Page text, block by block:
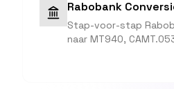
Rabobank
Stap-voor-stap
naar MT940,